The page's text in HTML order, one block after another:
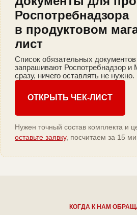
Роспотребнадзора
в продуктовом
лист
Список обязательных документов
запрашивают Роспотребнадзор
сразу, ничего оставлять не нужно.
ОТКРЫТЬ ЧЕК-ЛИСТ
Нужен точный состав комплекта и
оставьте заявку, посчитаем за 15
КОГДА К НАМ